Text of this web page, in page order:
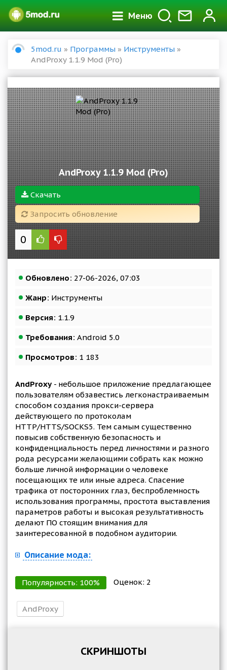
Меню
5mod.ru » Программы » Инструменты »
AndProxy 1.1.9 Mod (Pro)
AndProxy 1.1.9 Mod (Pro)
Скачать
Запросить обновление
0
Обновлено: 27-06-2026, 07:03
Жанр: Инструменты
Версия: 1.1.9
Требования: Android 5.0
Просмотров: 1 183
AndProxy - небольшое приложение предлагающее
пользователям обзавестись легконастраиваемым
способом создания прокси-сервера
действующего по протоколам
HTTP/HTTS/SOCKS5. Тем самым существенно
повысив собственную безопасность и
конфиденциальность перед личностями и разного
рода ресурсами желающими собрать как можно
больше личной информации о человеке
посещающих те или иные адреса. Спасение
трафика от посторонних глаз, беспроблемность
использования программы, простота выставления
параметров работы и высокая результативность
делают ПО стоящим внимания для
заинтересованной в подобном аудитории.
Описание мода:
Популярность: 100% Оценок: 2
AndProxy
СКРИНШОТЫ